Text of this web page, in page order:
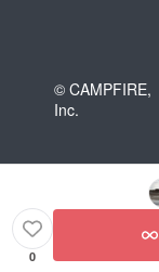
© CAMPFIRE,
Inc.
0